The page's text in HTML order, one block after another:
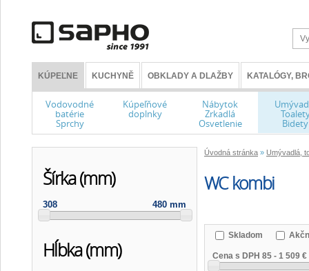
KÚPEĽNE KUCHYNĚ OBKLADY A DLAŽBY KATALÓGY,
Vodovodné
batérie
Sprchy
Kúpeľňové
doplnky
Nábytok
Zrkadlá
Osvetlenie Bidety
Úvodná stránka » Umývadlá,
WC kombi
Šírka (mm)
308 480 mm
Hĺbka (mm)
Skladom
Cena s DPH 85 - 1 509 €